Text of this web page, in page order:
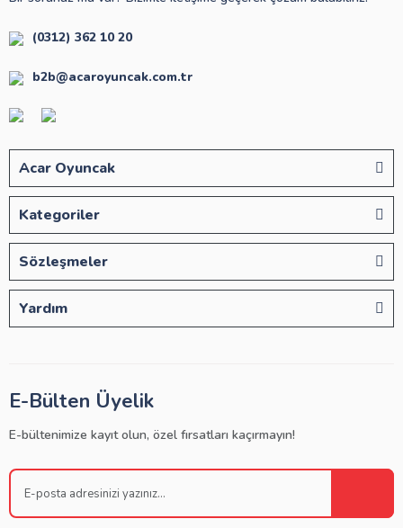
(0312) 362 10 20
b2b@acaroyuncak.com.tr
Acar Oyuncak
Kategoriler
Sözleşmeler
Yardım
E-Bülten Üyelik
E-bültenimize kayıt olun, özel fırsatları kaçırmayın!